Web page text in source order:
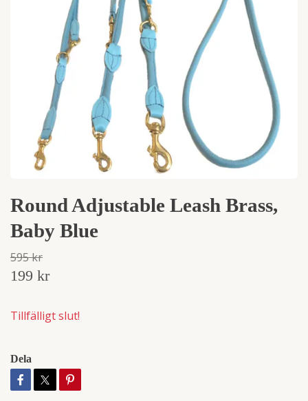
Round Adjustable Leash Brass,
Baby Blue
595 kr
199 kr
Tillfälligt slut!
Dela